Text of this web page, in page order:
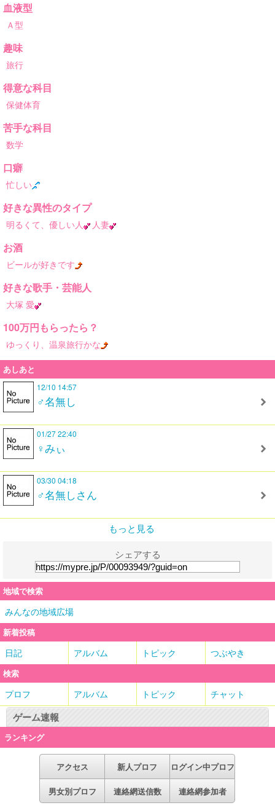
血液型
Ａ型
趣味
旅行
得意な科目
保健体育
苦手な科目
数学
口癖
忙しい
好きな異性のタイプ
明るくて、優しい人 人妻
お酒
ビールが好きです
好きな歌手・芸能人
大塚 愛
100万円もらったら？
ゆっくり、温泉旅行かな
あしあと
12/10 14:57
♂名無し
01/27 22:40
♀みぃ
03/30 04:18
♂名無しさん
もっと見る
シェアする
地域で検索
みんなの地域広場
新着投稿
日記 アルバム トピック つぶやき
検索
プロフ アルバム トピック チャット
ゲーム速報
ランキング
アクセス 新人プロフ ログイン中プロフ
男女別プロフ 連絡網送信数 連絡網参加者